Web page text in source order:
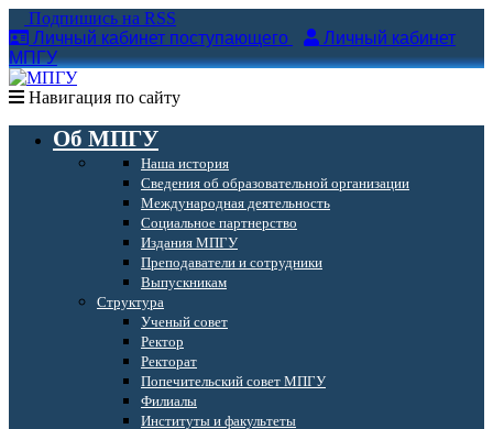
Подпишись на RSS
Личный кабинет поступающего
Личный кабинет
МПГУ
Навигация по сайту
Об МПГУ
Наша история
Сведения об образовательной организации
Международная деятельность
Социальное партнерство
Издания МПГУ
Преподаватели и сотрудники
Выпускникам
Структура
Ученый совет
Ректор
Ректорат
Попечительский совет МПГУ
Филиалы
Институты и факультеты